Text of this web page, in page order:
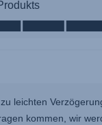
leichten
kommen, wir